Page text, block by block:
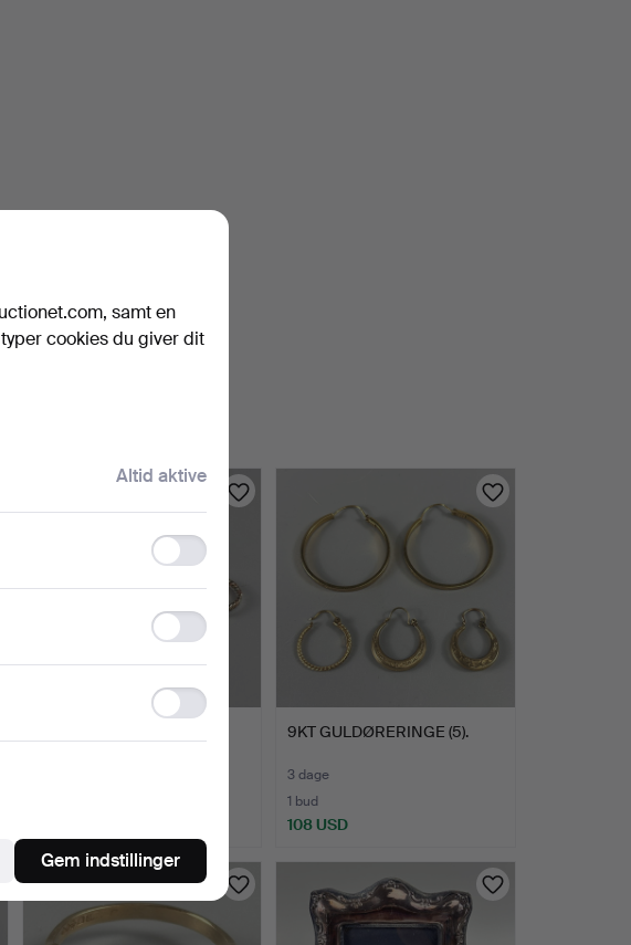
9KT GULDØRERINGE (5).
3 dage
1 bud
108 USD
samt en
cookies du giver dit
Altid aktive
Functionality
storage
Statistics
storage
Ad
storage
Gem indstillinger